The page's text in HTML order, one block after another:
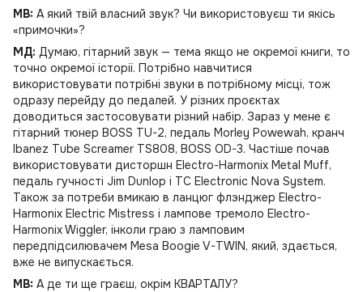
MB: А який твій власний звук? Чи використовуєш ти якісь
«примочки»?
МД: Думаю, гітарний звук — тема якщо не окремої книги, то
точно окремої історії. Потрібно навчитися
використовувати потрібні звуки в потрібному місці, тож
одразу перейду до педалей. У різних проєктах
доводиться застосовувати різний набір. Зараз у мене є
гітарний тюнер BOSS TU-2, педаль Morley Powewah, кранч
Ibanez Tube Screamer TS808, BOSS OD-3. Частіше почав
використовувати дисторшн Electro-Harmonix Metal Muff,
педаль гучності Jim Dunlop і TC Electronic Nova System.
Також за потреби вмикаю в ланцюг флэнджер Electro-
Harmonix Electric Mistress і лампове тремоло Electro-
Harmonix Wiggler, інколи граю з ламповим
передпідсилювачем Mesa Boogie V-TWIN, який, здається,
вже не випускається.
MB: А де ти ще граєш, окрім КВАРТАЛУ?